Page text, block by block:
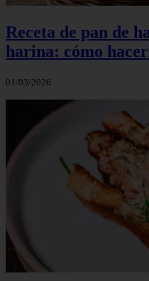
Receta de pan de
harina: cómo
01/03/2026